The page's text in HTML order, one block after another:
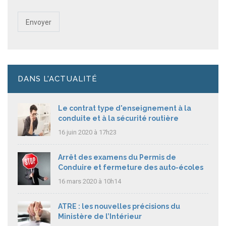
DANS L'ACTUALITÉ
Le contrat type d'enseignement à la
conduite et à la sécurité routière
16 juin 2020 à 17h23
Arrêt des examens du Permis de
Conduire et fermeture des auto-écoles
16 mars 2020 à 10h14
ATRE : les nouvelles précisions du
Ministère de l’Intérieur